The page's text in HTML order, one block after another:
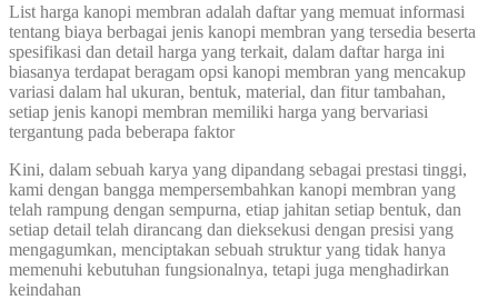
List harga kanopi membran adalah daftar yang memuat informasi
tentang biaya berbagai jenis kanopi membran yang tersedia beserta
spesifikasi dan detail harga yang terkait, dalam daftar harga ini
biasanya terdapat beragam opsi kanopi membran yang mencakup
variasi dalam hal ukuran, bentuk, material, dan fitur tambahan,
setiap jenis kanopi membran memiliki harga yang bervariasi
tergantung pada beberapa faktor
Kini, dalam sebuah karya yang dipandang sebagai prestasi tinggi,
kami dengan bangga mempersembahkan kanopi membran yang
telah rampung dengan sempurna, etiap jahitan setiap bentuk, dan
setiap detail telah dirancang dan dieksekusi dengan presisi yang
mengagumkan, menciptakan sebuah struktur yang tidak hanya
memenuhi kebutuhan fungsionalnya, tetapi juga menghadirkan
keindahan